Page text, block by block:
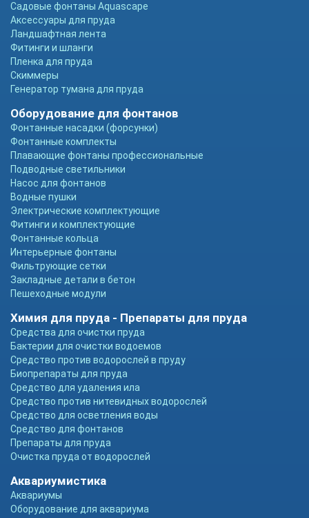
Садовые фонтаны Aquascape
Аксессуары для пруда
Ландшафтная лента
Фитинги и шланги
Пленка для пруда
Скиммеры
Генератор тумана для пруда
Оборудование для фонтанов
Фонтанные насадки (форсунки)
Фонтанные комплекты
Плавающие фонтаны профессиональные
Подводные светильники
Насос для фонтанов
Водные пушки
Электрические комплектующие
Фитинги и комплектующие
Фонтанные кольца
Интерьерные фонтаны
Фильтрующие сетки
Закладные детали в бетон
Пешеходные модули
Химия для пруда - Препараты для пруда
Средства для очистки пруда
Бактерии для очистки водоемов
Средство против водорослей в пруду
Биопрепараты для пруда
Средство для удаления ила
Средство против нитевидных водорослей
Средство для осветления воды
Средство для фонтанов
Препараты для пруда
Очистка пруда от водорослей
Аквариумистика
Аквариумы
Оборудование для аквариума